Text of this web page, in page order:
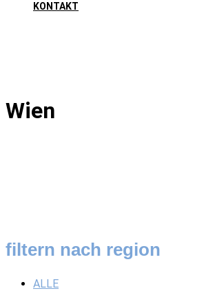
KONTAKT
Wien
filtern nach region
ALLE